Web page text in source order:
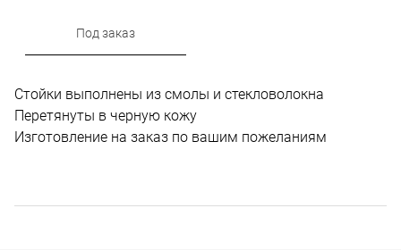
Под заказ
Стойки выполнены из смолы и стекловолокна
Перетянуты в черную кожу
Изготовление на заказ по вашим пожеланиям